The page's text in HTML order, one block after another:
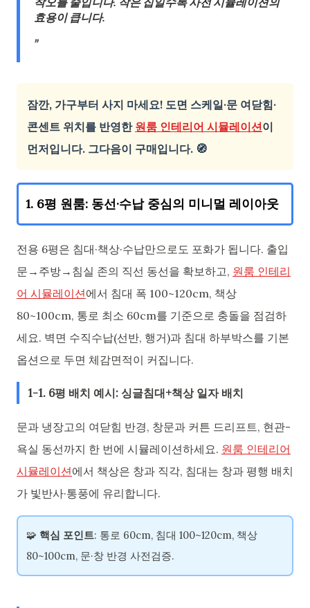
효용이 큽니다.
잠깐, 가구부터 사지 마세요! 도면 스케일·문 여닫힘·
콘센트 위치를 반영한 원룸 인테리어 시뮬레이션이
먼저입니다. 그다음이 구매입니다. 🧭
1. 6평 원룸: 동선·수납 중심의 미니멀 레이아웃
전용 6평은 침대·책상·수납만으로도 포화가 됩니다. 출입
문→주방→침실 존의 직선 동선을 확보하고, 원룸 인테리
어 시뮬레이션에서 침대 폭 100~120cm, 책상
80~100cm, 통로 최소 60cm를 기준으로 충돌을 점검하
세요. 벽면 수직수납(선반, 행거)과 침대 하부박스를 기본
옵션으로 두면 체감면적이 커집니다.
1-1. 6평 배치 예시: 싱글침대+책상 일자 배치
문과 냉장고의 여닫힘 반경, 창문과 커튼 드리프트, 현관-
욕실 동선까지 한 번에 시뮬레이션하세요. 원룸 인테리어
시뮬레이션에서 책상은 창과 직각, 침대는 창과 평행 배치
가 빛반사·통풍에 유리합니다.
🧩 핵심 포인트: 통로 60cm, 침대 100~120cm, 책상
80~100cm, 문·창 반경 사전검증.